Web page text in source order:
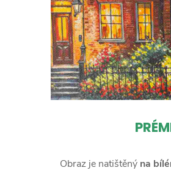
Obraz je natištěný na